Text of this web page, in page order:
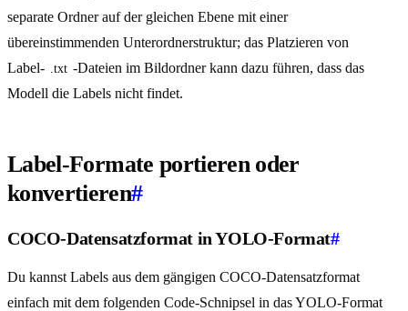
separate Ordner auf der gleichen Ebene mit einer
übereinstimmenden Unterordnerstruktur; das Platzieren von
Label- .txt -Dateien im Bildordner kann dazu führen, dass das
Modell die Labels nicht findet.
Label-Formate portieren oder
konvertieren#
COCO-Datensatzformat in YOLO-Format#
Du kannst Labels aus dem gängigen COCO-Datensatzformat
einfach mit dem folgenden Code-Schnipsel in das YOLO-Format